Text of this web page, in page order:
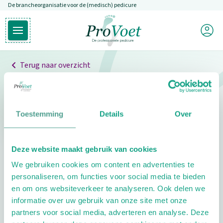
Toestemming Details Over
Deze website maakt gebruik van cookies
We gebruiken cookies om content en advertenties te
personaliseren, om functies voor social media te bieden
en om ons websiteverkeer te analyseren. Ook delen we
informatie over uw gebruik van onze site met onze
partners voor social media, adverteren en analyse. Deze
Overslaan en naar de inhoud gaan
De brancheorganisatie voor de (medisch) pedicure
Open hoofdmenu
Ga naar de homepagina
Mijn
Terug naar overzicht
Professionals
Pedicure niet gevonden
pedicure.